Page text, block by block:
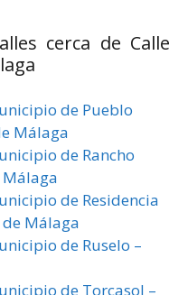
cerca de Calle
de Pueblo
Málaga
de Rancho
Málaga
de Residencia
de Málaga
de Ruselo –
de Torcasol –